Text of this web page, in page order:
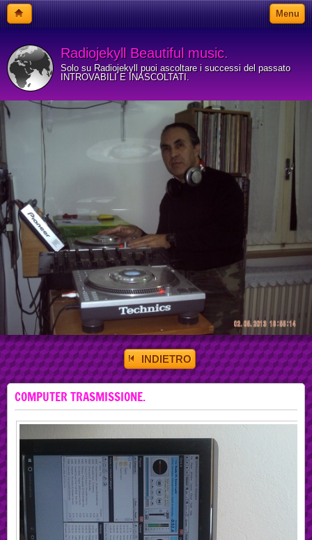
Menu
Radiojekyll Beautiful music.
Solo su Radiojekyll puoi ascoltare i successi del passato
INTROVABILI E INASCOLTATI.
INDIETRO
COMPUTER TRASMISSIONE.